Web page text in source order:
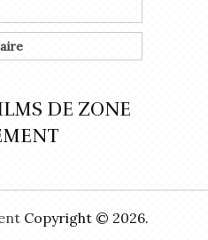
DE ZONE
Copyright © 2026.